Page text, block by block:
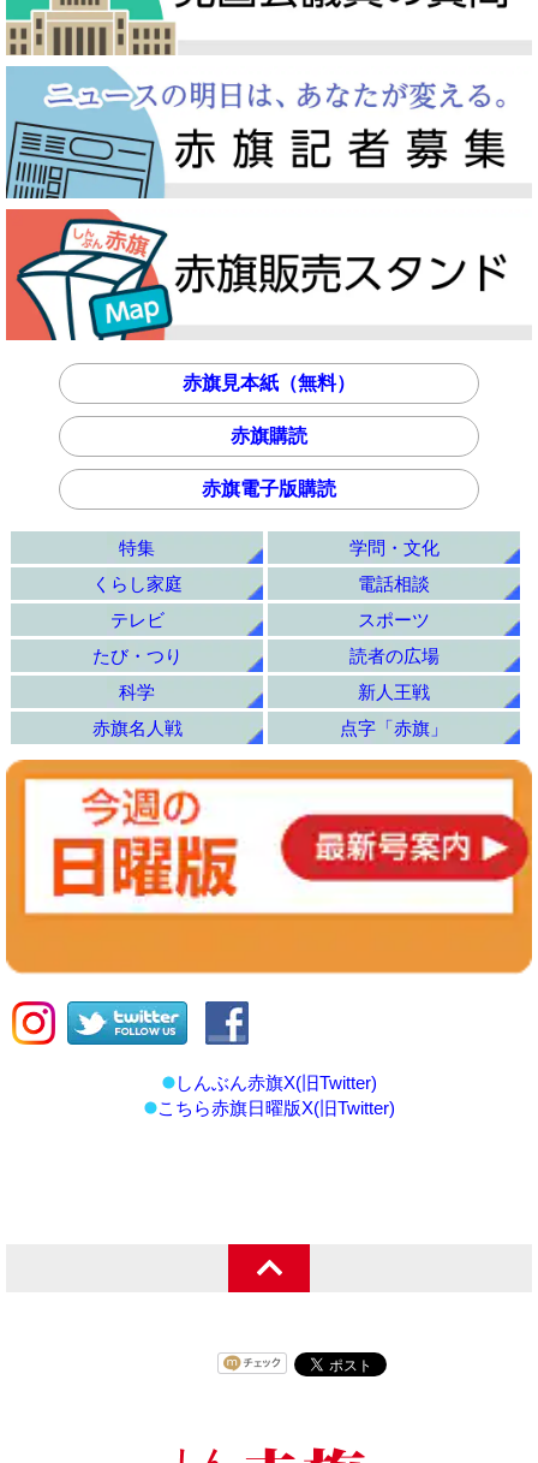
赤旗見本紙（無料）
赤旗購読
赤旗電子版購読
特集
学問・文化
くらし家庭
電話相談
テレビ
スポーツ
たび・つり
読者の広場
科学
新人王戦
赤旗名人戦
点字「赤旗」
しんぶん赤旗X(旧Twitter)
こちら赤旗日曜版X(旧Twitter)